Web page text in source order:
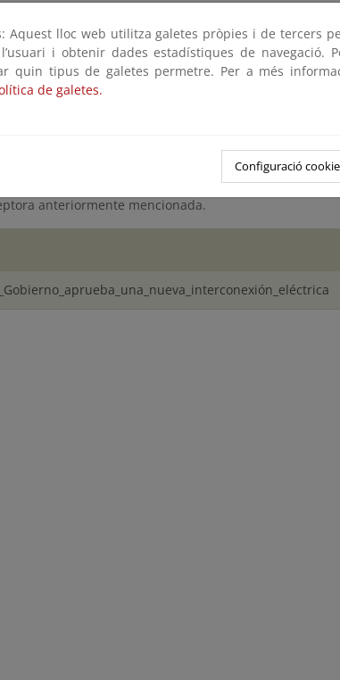
de un doble circuito en 220 kV desde Adrall hasta
y adecuación de la subestación de Adrall en 220 kV;
y tecnología de la subestación pasando a doble barra
en la llegada a Adrall de las líneas Adrall-Llavorsí 220
este acuerdo, Andorra se compromete a impulsar y
en el Riu Runer, en 220 kV, para la recepción de la
así como a implementar un doble circuito en 220 kV
anteriormente mencionada.
Aquest lloc web utilitza galetes pròpies i de tercers
i obtenir dades estadístiques de navegació.
quin tipus de galetes permetre. Per a més
de galetes.
Configuració